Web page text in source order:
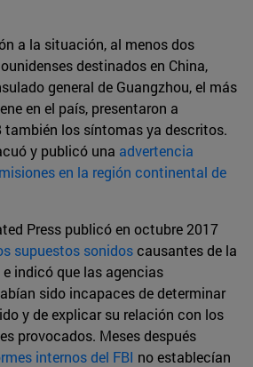
a la situación, al menos dos
destinados en China,
general de Guangzhou, el más
en el país, presentaron a
también los síntomas ya descritos.
y publicó una advertencia
en la región continental de
Press publicó en octubre 2017
supuestos sonidoscausantes de la
indicó que las agencias
sido incapaces de determinar
y de explicar su relación con los
provocados. Meses después
internos del FBI no establecían